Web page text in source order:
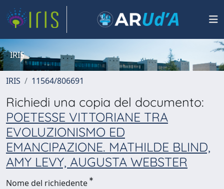
IRIS
IRIS 11564/806691
Richiedi una copia del documento:
POETESSE VITTORIANE TRA
EVOLUZIONISMO ED
EMANCIPAZIONE. MATHILDE BLIND,
AMY LEVY, AUGUSTA WEBSTER
Nome del richiedente